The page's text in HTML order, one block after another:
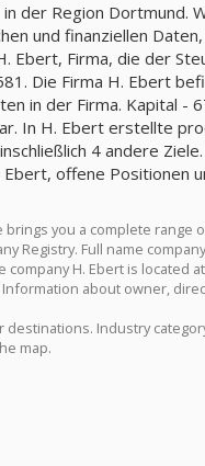
der Region Dortmund.
und finanziellen
Ebert, Firma, die der
Die Firma H. Ebert
in der Firma. Kapital -
In H. Ebert erstellte
4 andere
offene Positionen
brings you a complete
Registry. Full name
company H. Ebert is
Information about owner,
Industry
map.